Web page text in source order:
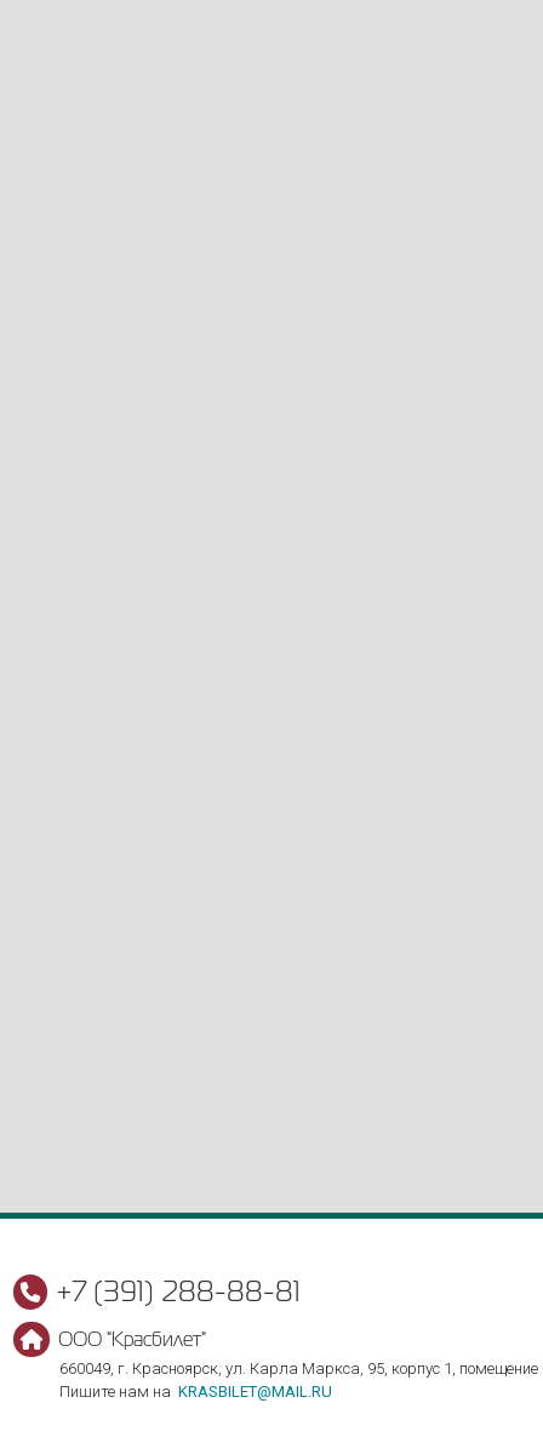
+7 (391) 288-88-81
ООО "Красбилет"
660049, г. Красноярск, ул. Карла Маркса, 95, корпус 1, помещение
Пишите нам на KRASBILET@MAIL.RU